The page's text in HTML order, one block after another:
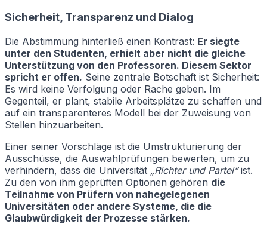
Sicherheit, Transparenz und Dialog
Die Abstimmung hinterließ einen Kontrast: Er siegte
unter den Studenten, erhielt aber nicht die gleiche
Unterstützung von den Professoren. Diesem Sektor
spricht er offen. Seine zentrale Botschaft ist Sicherheit:
Es wird keine Verfolgung oder Rache geben. Im
Gegenteil, er plant, stabile Arbeitsplätze zu schaffen und
auf ein transparenteres Modell bei der Zuweisung von
Stellen hinzuarbeiten.
Einer seiner Vorschläge ist die Umstrukturierung der
Ausschüsse, die Auswahlprüfungen bewerten, um zu
verhindern, dass die Universität „Richter und Partei“ist.
Zu den von ihm geprüften Optionen gehören die
Teilnahme von Prüfern von nahegelegenen
Universitäten oder andere Systeme, die die
Glaubwürdigkeit der Prozesse stärken.